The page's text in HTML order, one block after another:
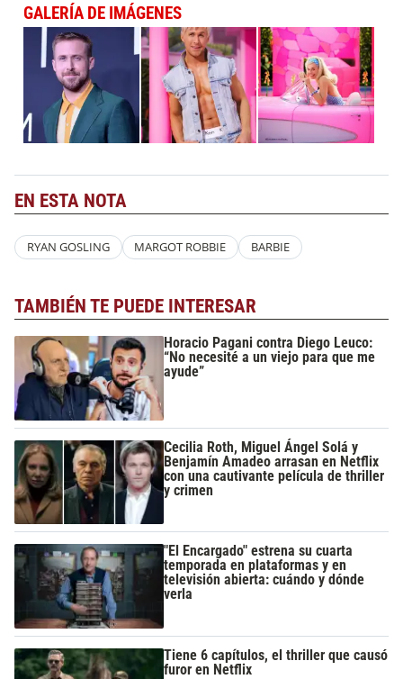
GALERÍA DE IMÁGENES
EN ESTA NOTA
RYAN GOSLING MARGOT ROBBIE BARBIE
TAMBIÉN TE PUEDE INTERESAR
Horacio Pagani contra Diego Leuco:
“No necesité a un viejo para que me
ayude”
Cecilia Roth, Miguel Ángel Solá y
Benjamín Amadeo arrasan en Netflix
con una cautivante película de thriller
y crimen
"El Encargado" estrena su cuarta
temporada en plataformas y en
televisión abierta: cuándo y dónde
verla
Tiene 6 capítulos, el thriller que causó
furor en Netflix